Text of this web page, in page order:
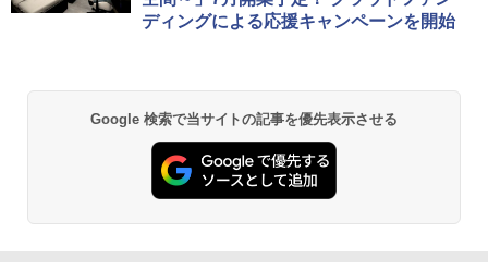
￥55,000
Beast of Reincarnation -PS5 【特典】
プロダクトコード 封入
￥7,286
￥8,300
2
【純正品】Xbox ワイヤレス コントロー
ラー (ロボット ホワイト)
￥7,681
【純正品】Xbox ワイヤレス コントロー
￥3,982
劇場版「鬼滅の刃」無限城編 第一章 猗
窩座再来 通常版 [DVD]
￥3,523
ディングによる応援キャンペーンを開始
Google 検索で当サイトの記事を優先表示させる